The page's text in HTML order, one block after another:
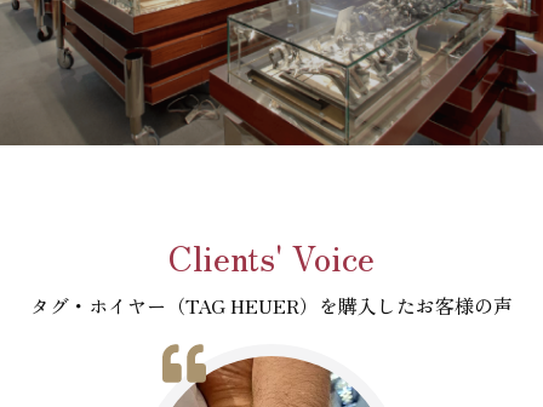
Clients' Voice
タグ・ホイヤー（TAG HEUER）を購入したお客様の声